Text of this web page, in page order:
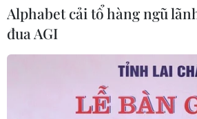
Giá vàng ngày 6/8: Bảng giá tại các
công ty vàng bạc đá quý
Alphabet cải tổ hàng ngũ
đua AGI